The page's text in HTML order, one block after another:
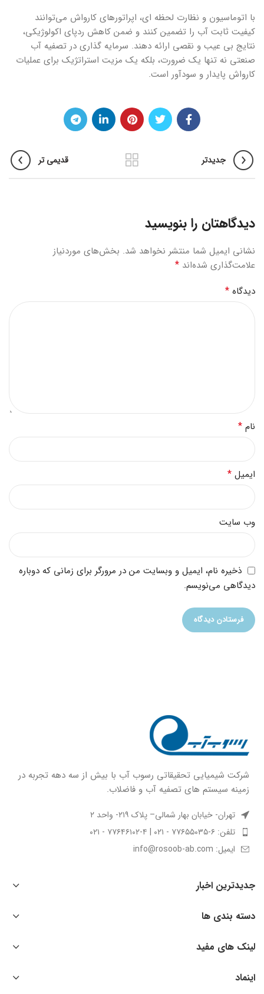
با اتوماسیون و نظارت لحظه ای، اپراتورهای کارواش می‌توانند
کیفیت ثابت آب را تضمین کنند و ضمن کاهش ردپای اکولوژیکی،
نتایج بی عیب و نقصی ارائه دهند. سرمایه گذاری در تصفیه آب
صنعتی نه تنها یک ضرورت، بلکه یک مزیت استراتژیک برای عملیات
کارواش پایدار و سودآور است.
جدیدتر قدیمی تر
دیدگاهتان را بنویسید
نشانی ایمیل شما منتشر نخواهد شد. بخش‌های موردنیاز
علامت‌گذاری شده‌اند *
دیدگاه *
نام *
ایمیل *
وب‌ سایت
ذخیره نام، ایمیل و وبسایت من در مرورگر برای زمانی که دوباره
دیدگاهی می‌نویسم.
شركت شيميايى تحقیقاتی رسوب آب با بيش از سه دهه تجربه در
زمينه سيستم هاى تصفيه آب و فاضلاب.
تهران- خیابان بهار شمالی– پلاک ۲۱۹- واحد ۲
تلفن: ۶-۷۷۶۵۵۰۳۵ - ۰۲۱ | ۴-۷۷۶۴۶۱۰۲ - ۰۲۱
ایمیل: info@rosoob-ab.com
جدیدترین اخبار
دسته بندی ها
لینک های مفید
اینماد